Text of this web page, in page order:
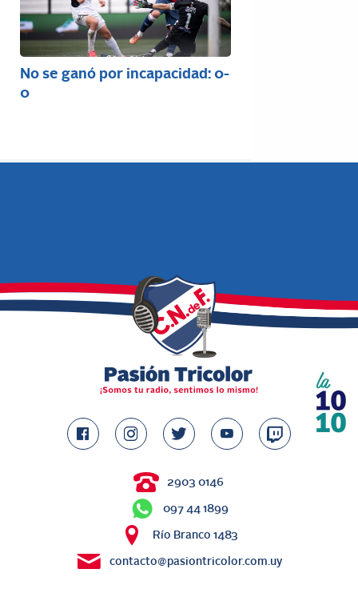
No se ganó por incapacidad: 0-
0
2903 0146
097 44 1899
Río Branco 1483
contacto@pasiontricolor.com.uy